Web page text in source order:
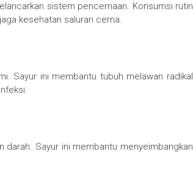
sistem pencernaan. Konsumsi rutin
kesehatan saluran cerna.
Sayur ini membantu tubuh melawan radikal
Sayur ini membantu menyeimbangkan